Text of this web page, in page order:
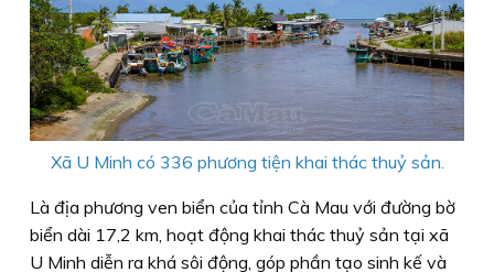
Xã U Minh có 336 phương tiện khai thác thuỷ sản.
Là địa phương ven biển của tỉnh Cà Mau với đường bờ
biển dài 17,2 km, hoạt động khai thác thuỷ sản tại xã
U Minh diễn ra khá sôi động, góp phần tạo sinh kế và